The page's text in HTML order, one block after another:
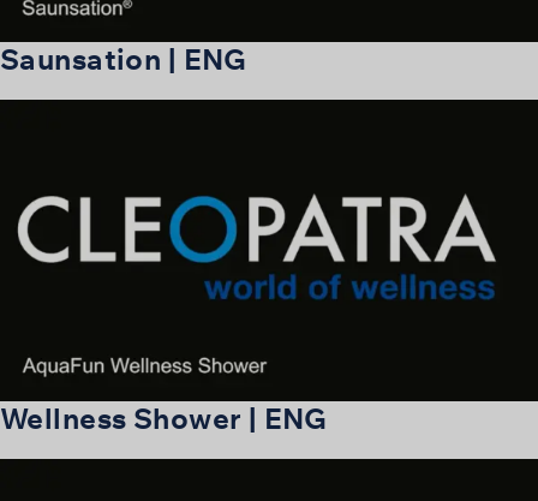
Saunsation | ENG
Wellness Shower | ENG